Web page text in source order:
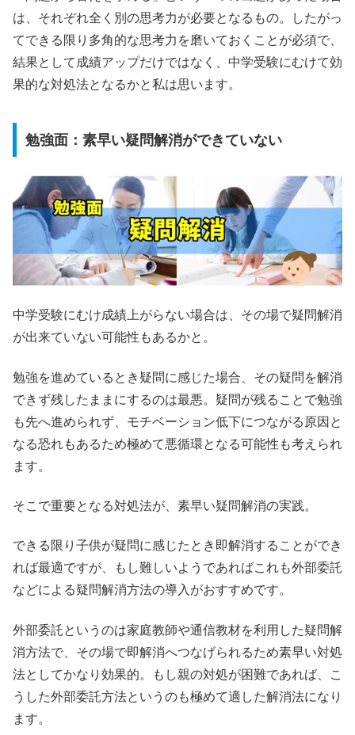
は、それぞれ全く別の思考力が必要となるもの。したがっ
てできる限り多角的な思考力を磨いておくことが必須で、
結果として成績アップだけではなく、中学受験にむけて効
果的な対処法となるかと私は思います。
勉強面：素早い疑問解消ができていない
中学受験にむけ成績上がらない場合は、その場で疑問解消
が出来ていない可能性もあるかと。
勉強を進めているとき疑問に感じた場合、その疑問を解消
できず残したままにするのは最悪。疑問が残ることで勉強
も先へ進められず、モチベーション低下につながる原因と
なる恐れもあるため極めて悪循環となる可能性も考えられ
ます。
そこで重要となる対処法が、素早い疑問解消の実践。
できる限り子供が疑問に感じたとき即解消することができ
れば最適ですが、もし難しいようであればこれも外部委託
などによる疑問解消方法の導入がおすすめです。
外部委託というのは家庭教師や通信教材を利用した疑問解
消方法で、その場で即解消へつなげられるため素早い対処
法としてかなり効果的。もし親の対処が困難であれば、こ
うした外部委託方法というのも極めて適した解消法になり
ます。